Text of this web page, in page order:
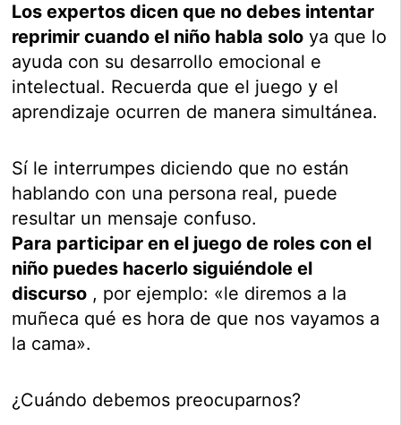
Los expertos dicen que no debes intentar
reprimir cuando el niño habla solo ya que lo
ayuda con su desarrollo emocional e
intelectual. Recuerda que el juego y el
aprendizaje ocurren de manera simultánea.
Sí le interrumpes diciendo que no están
hablando con una persona real, puede
resultar un mensaje confuso.
Para participar en el juego de roles con el
niño puedes hacerlo siguiéndole el
discurso , por ejemplo: «le diremos a la
muñeca qué es hora de que nos vayamos a
la cama».
¿Cuándo debemos preocuparnos?